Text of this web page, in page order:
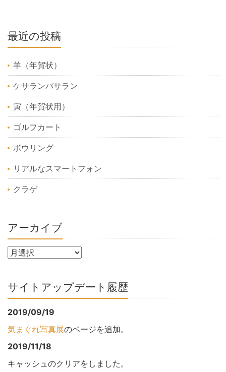
最近の投稿
羊（年賀状）
ケサランパサラン
寅（年賀状用）
ゴルフカート
ボウリング
リアルなスマートフォン
クラゲ
アーカイブ
サイトアップデート履歴
2019/09/19
気まぐれ写真展のページを追加。
2019/11/18
キャッシュのクリアをしました。